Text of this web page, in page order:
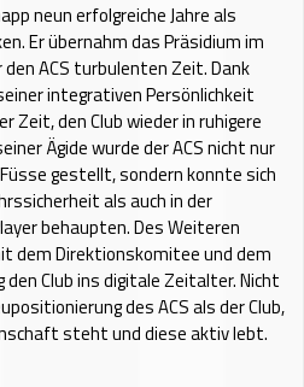
neun erfolgreiche Jahre als
Er übernahm das Präsidium im
ACS turbulenten Zeit. Dank
integrativen Persönlichkeit
Zeit, den Club wieder in ruhigere
Ägide wurde der ACS nicht nur
gestellt, sondern konnte sich
als auch in der
behaupten. Des Weiteren
dem Direktionskomitee und dem
Club ins digitale Zeitalter. Nicht
des ACS als der Club,
steht und diese aktiv lebt.